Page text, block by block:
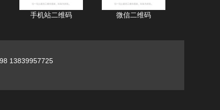
微信二维码
手机站二维码
13839957725